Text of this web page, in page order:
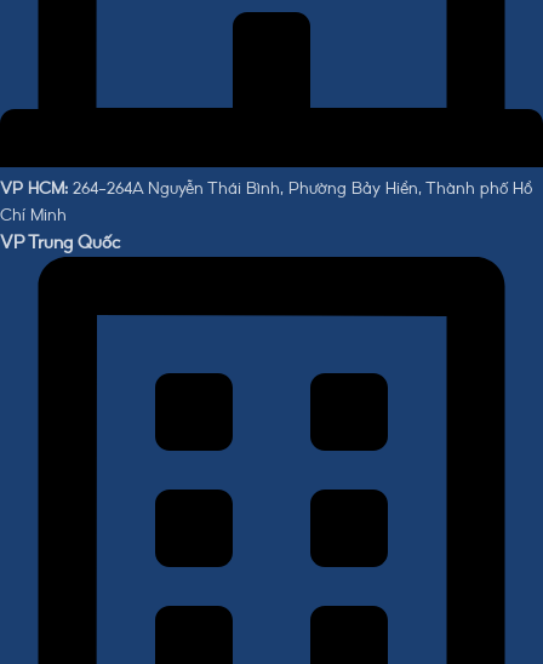
VP HCM: 264-264A Nguyễn Thái Bình, Phường Bảy Hiền, Thành phố Hồ
Chí Minh
VP Trung Quốc